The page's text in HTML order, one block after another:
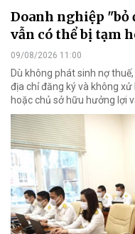
Doanh nghiệp "bỏ
vẫn có thể bị tạm
09/08/2026 11:00
Dù không phát sinh nợ
địa chỉ đăng ký và không
hoặc chủ sở hữu hưởng lợi